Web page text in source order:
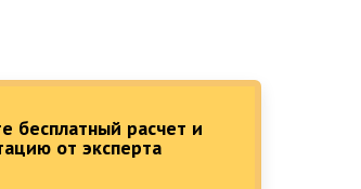
бесплатный расчет и
от эксперта